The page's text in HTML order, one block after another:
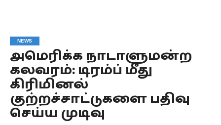
NEWS
அமெரிக்க நாடாளுமன்ற
கலவரம்: டிரம்ப் மீது
கிரிமினல்
குற்றச்சாட்டுகளை பதிவு
செய்ய முடிவு